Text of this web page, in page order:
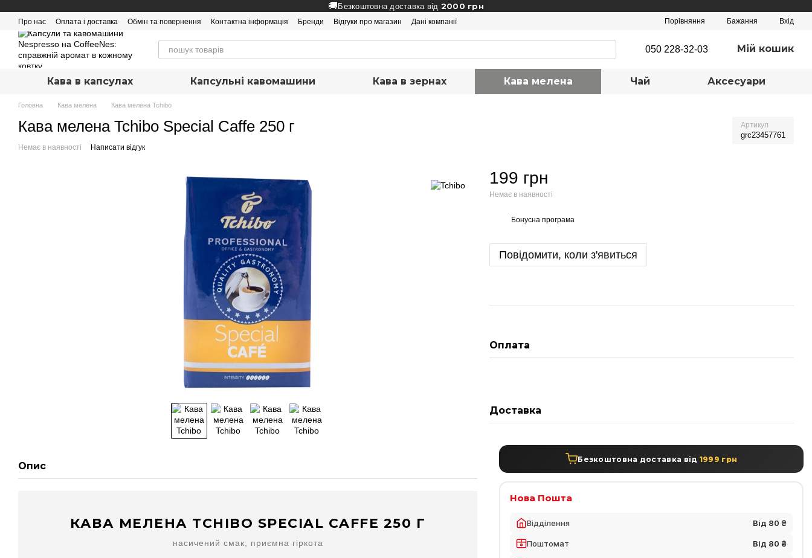
🚚Безкоштовна доставка від 2000 грн
Про нас Оплата і доставка Обмін та повернення Контактна інформація Бренди Відгуки про магазин Дані компанії Порівняння Бажання Вхід
050 228-32-03 Мій кошик
Кава в капсулах Капсульні кавомашини Кава в зернах Кава мелена Чай Аксесуари
Головна Кава мелена Кава мелена Tchibo
Кава мелена Tchibo Special Caffe 250 г Артикул
grc23457761
Немає в наявності Написати відгук
Опис
КАВА МЕЛЕНА TCHIBO SPECIAL CAFFE 250 Г
насичений смак, приємна гіркота
199 грн
Немає в наявності
Бонусна програма
Повідомити, коли з'явиться
Оплата
Доставка
Безкоштовна доставка від 1999 грн
Нова Пошта
Відділення Від 80 ₴
Поштомат Від 80 ₴